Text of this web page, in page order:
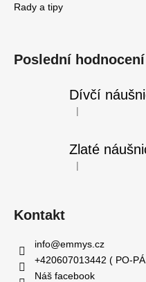
Rady a tipy
Poslední
Dívčí
Hodnocení
|
Zlaté
Hodnocení
|
Kontakt
info@emmys.cz
+420607013442 ( PO-
Náš facebook